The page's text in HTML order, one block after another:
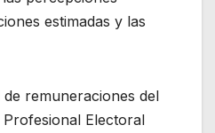
estimadas y las
remuneraciones del
Electoral